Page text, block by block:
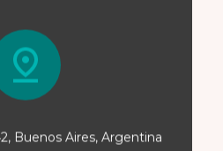
Buenos Aires, Argentina